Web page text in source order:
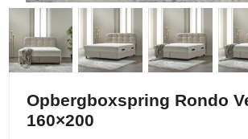
Opbergboxspring Rondo
160×200